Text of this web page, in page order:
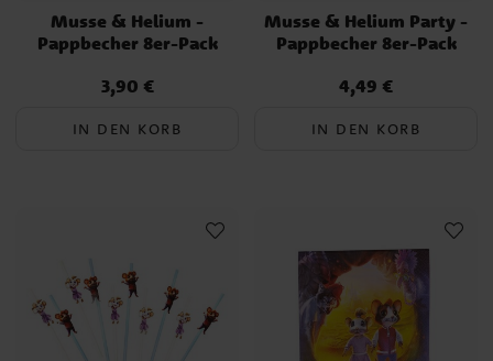
Musse & Helium -
Pappbecher 8er-Pack
Preis:3,90 €
3,90 €
IN DEN KORB
Musse & Helium Party -
Pappbecher 8er-Pack
Preis:4,49 €
4,49 €
IN DEN KORB